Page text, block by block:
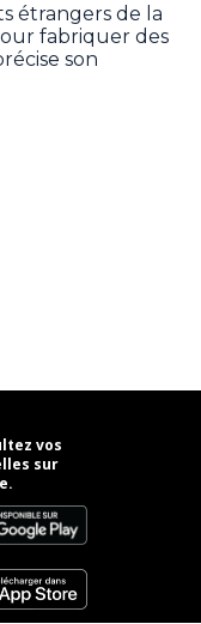
étrangers de la
fabriquer des
son
vos
sur